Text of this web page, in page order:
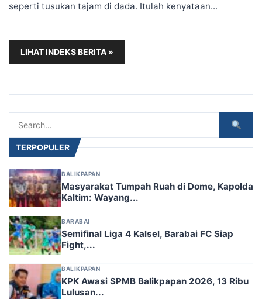
seperti tusukan tajam di dada. Itulah kenyataan...
LIHAT INDEKS BERITA »
TERPOPULER
BALIKPAPAN
Masyarakat Tumpah Ruah di Dome, Kapolda
Kaltim: Wayang...
BARABAI
Semifinal Liga 4 Kalsel, Barabai FC Siap
Fight,...
BALIKPAPAN
KPK Awasi SPMB Balikpapan 2026, 13 Ribu
Lulusan...